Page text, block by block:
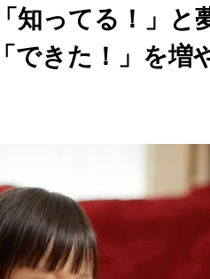
知ってる！」と
できた！」を増